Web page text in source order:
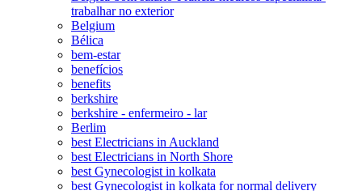
trabalhar no exterior
Belgium
Bélica
bem-estar
benefícios
benefits
berkshire
berkshire - enfermeiro - lar
Berlim
best Electricians in Auckland
best Electricians in North Shore
best Gynecologist in kolkata
best Gynecologist in kolkata for normal delivery